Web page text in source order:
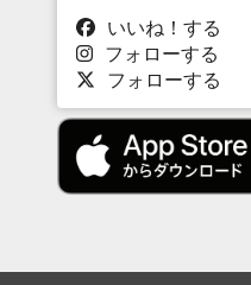
いいね！する
フォローする
フォローする